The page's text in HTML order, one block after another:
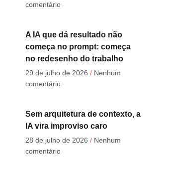
comentário
A IA que dá resultado não
começa no prompt: começa
no redesenho do trabalho
29 de julho de 2026 Nenhum
comentário
Sem arquitetura de contexto, a
IA vira improviso caro
28 de julho de 2026 Nenhum
comentário